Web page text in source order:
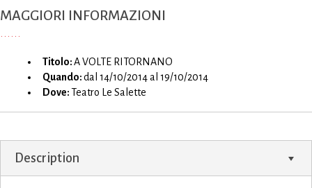
MAGGIORI INFORMAZIONI
Titolo:A VOLTE RITORNANO
Quando:dal 14/10/2014 al 19/10/2014
Dove:Teatro Le Salette
Description